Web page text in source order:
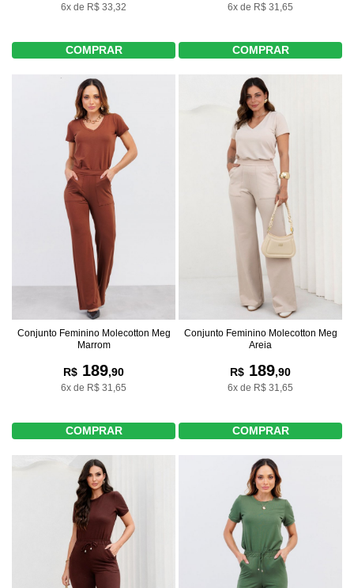
6x de R$ 33,32
COMPRAR
6x de R$ 31,65
COMPRAR
Conjunto Feminino Molecotton Meg
Marrom
R$ 189,90
6x de R$ 31,65
COMPRAR
Conjunto Feminino Molecotton Meg
Areia
R$ 189,90
6x de R$ 31,65
COMPRAR